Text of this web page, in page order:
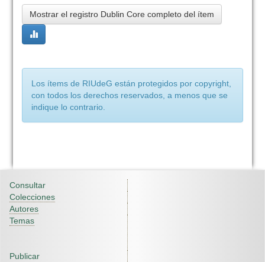
Mostrar el registro Dublin Core completo del ítem
Los ítems de RIUdeG están protegidos por copyright,
con todos los derechos reservados, a menos que se
indique lo contrario.
Consultar
Colecciones
Autores
Temas
Publicar